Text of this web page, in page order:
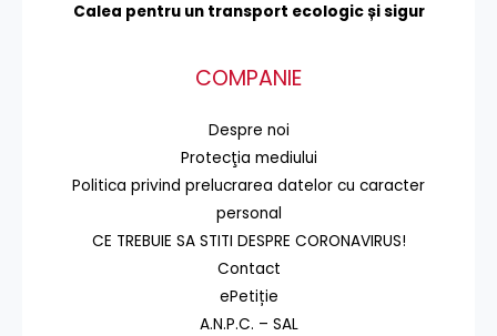
Calea pentru un transport ecologic și sigur
COMPANIE
Despre noi
Protecţia mediului
Politica privind prelucrarea datelor cu caracter
personal
CE TREBUIE SA STITI DESPRE CORONAVIRUS!
Contact
ePetiție
A.N.P.C. – SAL